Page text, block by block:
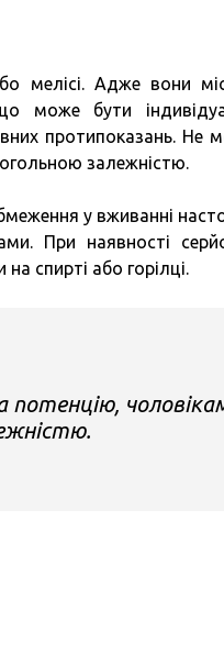
мелісі. Адже вони
може бути
протипоказань. Не
залежністю.
у вживанні
При наявності
спирті або горілці.
потенцію,